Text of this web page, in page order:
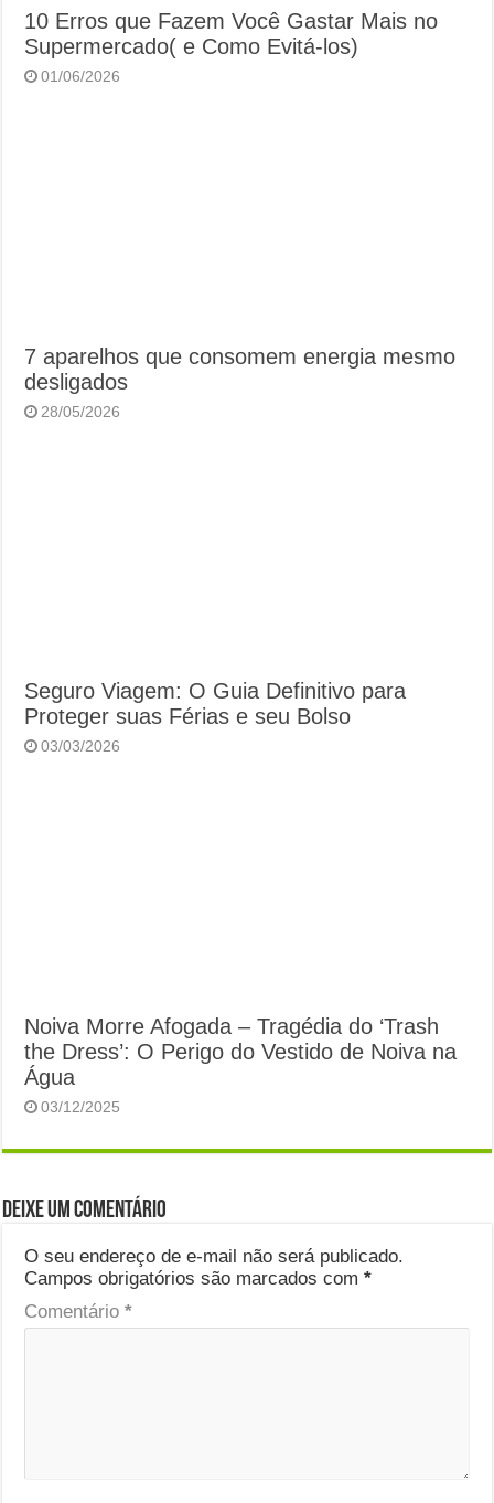
10 Erros que Fazem Você Gastar Mais no
Supermercado( e Como Evitá-los)
01/06/2026
7 aparelhos que consomem energia mesmo
desligados
28/05/2026
Seguro Viagem: O Guia Definitivo para
Proteger suas Férias e seu Bolso
03/03/2026
Noiva Morre Afogada – Tragédia do ‘Trash
the Dress’: O Perigo do Vestido de Noiva na
Água
03/12/2025
Deixe um comentário
O seu endereço de e-mail não será publicado.
Campos obrigatórios são marcados com*
Comentário*